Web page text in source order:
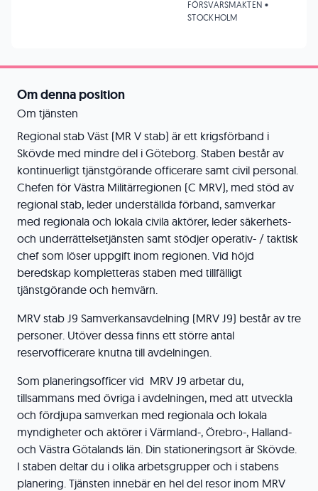
Om denna position
Om tjänsten
Regional stab Väst (MR V stab) är ett krigsförband i
Skövde med mindre del i Göteborg. Staben består av
kontinuerligt tjänstgörande officerare samt civil personal.
Chefen för Västra Militärregionen (C MRV), med stöd av
regional stab, leder underställda förband, samverkar
med regionala och lokala civila aktörer, leder säkerhets-
och underrättelsetjänsten samt stödjer operativ- / taktisk
chef som löser uppgift inom regionen. Vid höjd
beredskap kompletteras staben med tillfälligt
tjänstgörande och hemvärn.
MRV stab J9 Samverkansavdelning (MRV J9) består av tre
personer. Utöver dessa finns ett större antal
reservofficerare knutna till avdelningen.
Som planeringsofficer vid MRV J9 arbetar du,
tillsammans med övriga i avdelningen, med att utveckla
och fördjupa samverkan med regionala och lokala
myndigheter och aktörer i Värmland-, Örebro-, Halland-
och Västra Götalands län. Din stationeringsort är Skövde.
I staben deltar du i olika arbetsgrupper och i stabens
planering. Tjänsten innebär en hel del resor inom MRV
FÖRSVARSMAKTEN •
STOCKHOLM